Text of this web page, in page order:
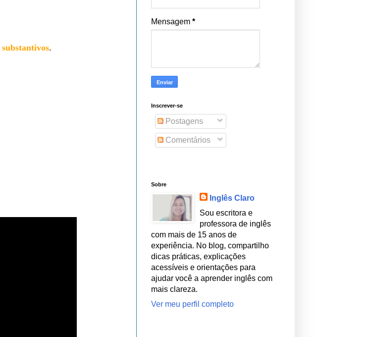
substantivos.
Mensagem *
Inscrever-se
Postagens
Comentários
Sobre
Inglês Claro
Sou escritora e
professora de inglês
com mais de 15 anos de
experiência. No blog, compartilho
dicas práticas, explicações
acessíveis e orientações para
ajudar você a aprender inglês com
mais clareza.
Ver meu perfil completo